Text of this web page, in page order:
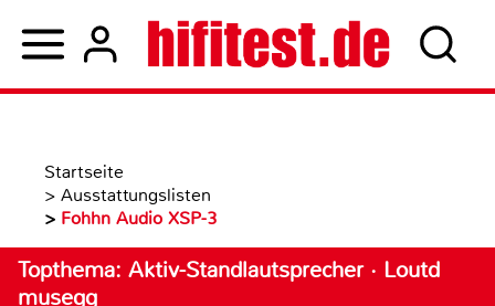
Startseite
> Ausstattungslisten
> Fohhn Audio XSP-3
Topthema: Aktiv-Standlautsprecher · Loutd
musegg